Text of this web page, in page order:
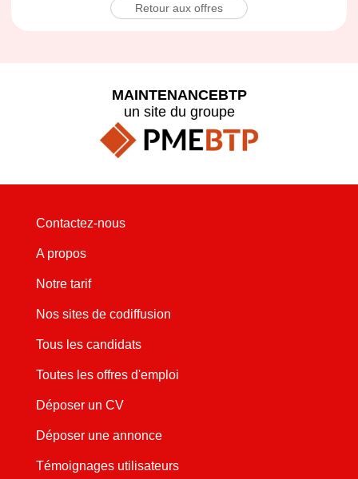
Retour aux offres
MAINTENANCEBTP
un site du groupe
Contactez-nous
A propos
Notre tarif
Nos sites de codiffusion
Tous les candidats
Toutes les offres d'emploi
Déposer un CV
Déposer une annonce
Témoignages utilisateurs